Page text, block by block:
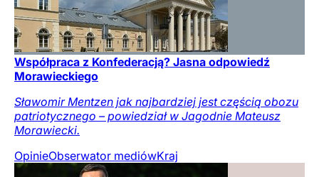
Współpraca z Konfederacją? Jasna odpowiedź
Morawieckiego
Sławomir Mentzen jak najbardziej jest częścią obozu
patriotycznego – powiedział w Jagodnie Mateusz
Morawiecki.
OpinieObserwator mediówKraj